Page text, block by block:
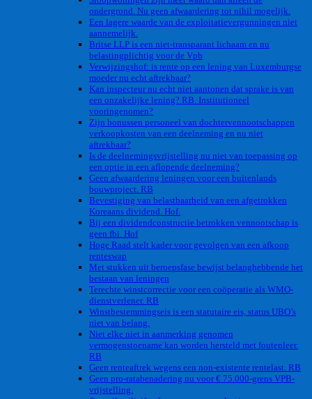
ondergrond. Nu geen afwaardering tot nihil mogelijk.
Een lagere waarde van de exploitatievergunningen niet
aannemelijk.
Britse LLP is een niet-transparant lichaam en nu
belastingplichtig voor de Vpb
Verwijzingshof: is rente op een lening van Luxemburgse
moeder nu echt aftrekbaar?
Kan inspecteur nu echt niet aantonen dat sprake is van
een onzakelijke lening? RB. Institutioneel
vooringenomen?
Zijn bonussen personeel van dochtervennootschappen
verkoopkosten van een deelneming en nu niet
aftrekbaar?
Is de deelnemingsvrijstelling nu niet van toepassing op
een optie in een aflopende deelneming?
Geen afwaardering leningen voor een buitenlands
bouwproject. RB
Bevestiging van belastbaarheid van een afgetrokken
Koreaans dividend. Hof.
Bij een dividendconstructie betrokken vennootschap is
geen fbi. Hof
Hoge Raad stelt kader voor gevolgen van een afkoop
renteswap
Met stukken uit beroepsfase bewijst belanghebbende het
bestaan van leningen
Terechte winstcorrectie voor een coöperatie als WMO-
dienstverlener. RB
Winstbestemmingseis is een statutaire eis, status UBO’s
niet van belang.
Niet elke niet in aanmerking genomen
vermogenstoename kan worden hersteld met foutenleer.
RB
Geen renteaftrek wegens een non-existente rentelast. RB
Geen pro-ratabenadering nu voor € 75.000-grens VPB-
vrijstelling.